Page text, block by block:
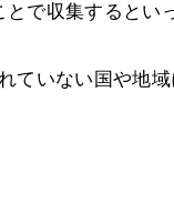
で収集するとい
ていない国や地